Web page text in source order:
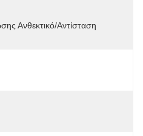
Ανθεκτικό/αντίσταση